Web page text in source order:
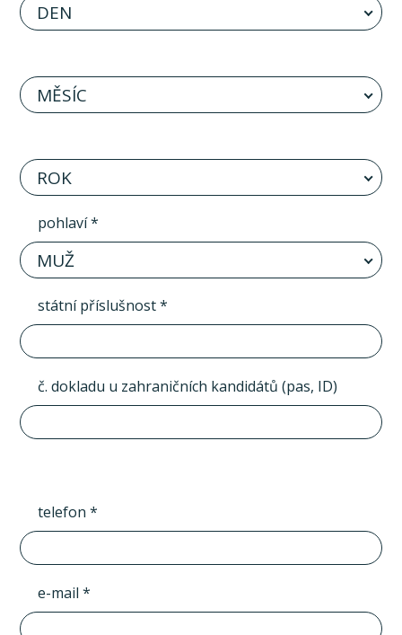
DEN
MĚSÍC
ROK
pohlaví *
MUŽ
státní příslušnost *
č. dokladu u zahraničních kandidátů (pas, ID)
telefon *
e-mail *